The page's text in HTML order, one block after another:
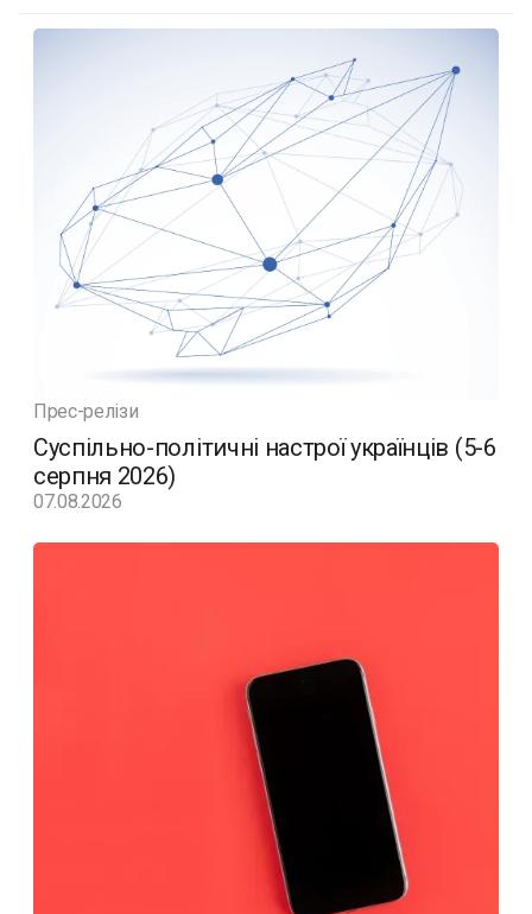
Прес-релізи
Суспільно-політичні настрої українців (5-6
серпня 2026)
07.08.2026